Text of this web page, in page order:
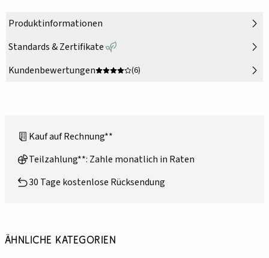
Produktinformationen
Standards & Zertifikate
Kundenbewertungen
(6)
Kauf auf Rechnung**
Teilzahlung**: Zahle monatlich in Raten
30 Tage kostenlose Rücksendung
Ähnliche Kategorien